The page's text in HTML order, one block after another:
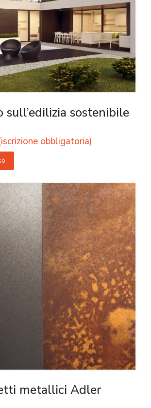
sull’edilizia sostenibile
obbligatoria)
metallici Adler